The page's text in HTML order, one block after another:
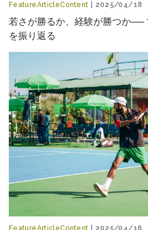
FeatureArticleContent | 2025/04/18
若さが勝るか、経験が勝つか──
を振り返る
FeatureArticleContent | 2025/04/16